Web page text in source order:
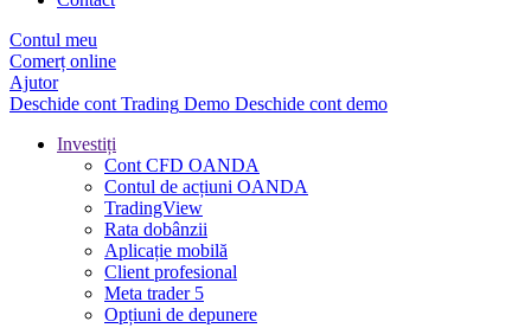
Contul meu
Comerț online
Ajutor
Deschide cont Trading Demo Deschide cont demo
Investiți
Cont CFD OANDA
Contul de acțiuni OANDA
TradingView
Rata dobânzii
Aplicație mobilă
Client profesional
Meta trader 5
Opțiuni de depunere